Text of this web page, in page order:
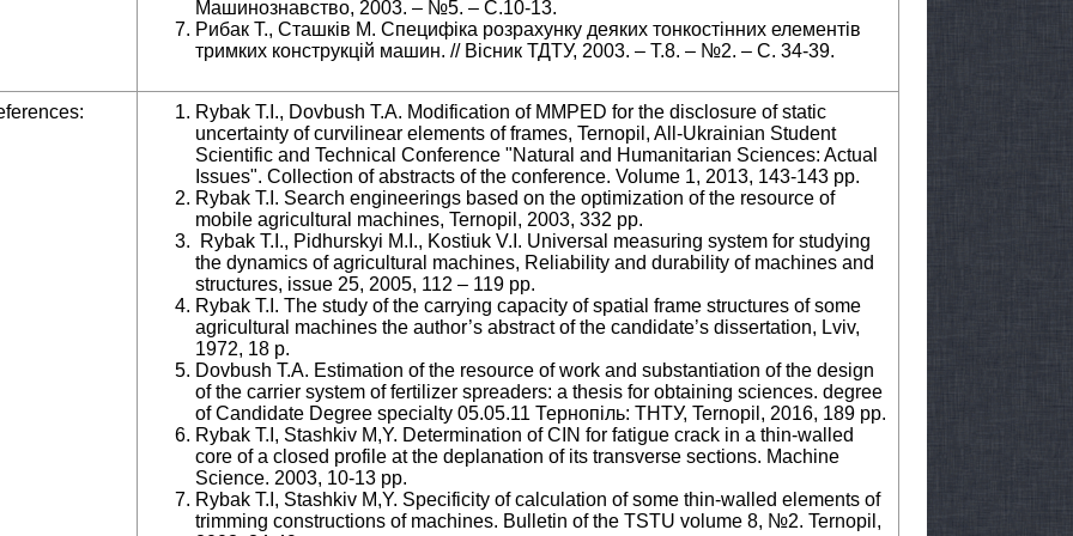
Машинознавство, 2003. – №5. – С.10-13.
Рибак Т., Сташків М. Специфіка розрахунку деяких тонкостінних елементів
тримких конструкцій машин. // Вісник ТДТУ, 2003. – Т.8. – №2. – С. 34-39.
Rybak T.I., Dovbush T.A. Modification of MMPED for the disclosure of static
uncertainty of curvilinear elements of frames, Ternopil, All-Ukrainian Student
Scientific and Technical Conference "Natural and Humanitarian Sciences: Actual
Issues". Collection of abstracts of the conference. Volume 1, 2013, 143-143 pp.
Rybak T.I. Search engineerings based on the optimization of the resource of
mobile agricultural machines, Ternopil, 2003, 332 pp.
Rybak T.I., Pidhurskyi M.I., Kostiuk V.I. Universal measuring system for studying
the dynamics of agricultural machines, Reliability and durability of machines and
structures, issue 25, 2005, 112 – 119 pp.
Rybak T.I. The study of the carrying capacity of spatial frame structures of some
agricultural machines the author’s abstract of the candidate’s dissertation, Lviv,
1972, 18 p.
Dovbush T.A. Estimation of the resource of work and substantiation of the design
of the carrier system of fertilizer spreaders: a thesis for obtaining sciences. degree
of Candidate Degree specialty 05.05.11 Тернопіль: ТНТУ, Ternopil, 2016, 189 pp.
Rybak T.I, Stashkiv M,Y. Determination of CIN for fatigue crack in a thin-walled
core of a closed profile at the deplanation of its transverse sections. Machine
Science. 2003, 10-13 pp.
Rybak T.I, Stashkiv M,Y. Specificity of calculation of some thin-walled elements of
trimming constructions of machines. Bulletin of the TSTU volume 8, №2. Ternopil,